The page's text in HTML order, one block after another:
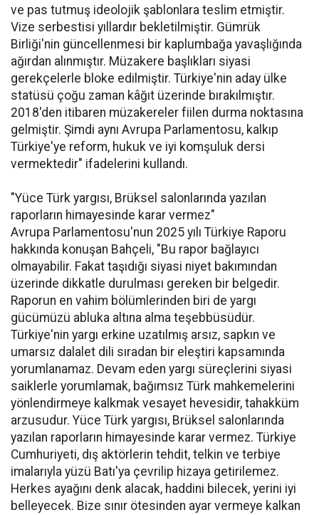
ve pas tutmuş ideolojik şablonlara teslim etmiştir.
Vize serbestisi yıllardır bekletilmiştir. Gümrük
Birliği'nin güncellenmesi bir kaplumbağa yavaşlığında
ağırdan alınmıştır. Müzakere başlıkları siyasi
gerekçelerle bloke edilmiştir. Türkiye'nin aday ülke
statüsü çoğu zaman kâğıt üzerinde bırakılmıştır.
2018'den itibaren müzakereler fiilen durma noktasına
gelmiştir. Şimdi aynı Avrupa Parlamentosu, kalkıp
Türkiye'ye reform, hukuk ve iyi komşuluk dersi
vermektedir" ifadelerini kullandı.
"Yüce Türk yargısı, Brüksel salonlarında yazılan
raporların himayesinde karar vermez"
Avrupa Parlamentosu'nun 2025 yılı Türkiye Raporu
hakkında konuşan Bahçeli, "Bu rapor bağlayıcı
olmayabilir. Fakat taşıdığı siyasi niyet bakımından
üzerinde dikkatle durulması gereken bir belgedir.
Raporun en vahim bölümlerinden biri de yargı
gücümüzü abluka altına alma teşebbüsüdür.
Türkiye'nin yargı erkine uzatılmış arsız, sapkın ve
umarsız dalalet dili sıradan bir eleştiri kapsamında
yorumlanamaz. Devam eden yargı süreçlerini siyasi
saiklerle yorumlamak, bağımsız Türk mahkemelerini
yönlendirmeye kalkmak vesayet hevesidir, tahakküm
arzusudur. Yüce Türk yargısı, Brüksel salonlarında
yazılan raporların himayesinde karar vermez. Türkiye
Cumhuriyeti, dış aktörlerin tehdit, telkin ve terbiye
imalarıyla yüzü Batı'ya çevrilip hizaya getirilemez.
Herkes ayağını denk alacak, haddini bilecek, yerini iyi
belleyecek. Bize sınır ötesinden ayar vermeye kalkan